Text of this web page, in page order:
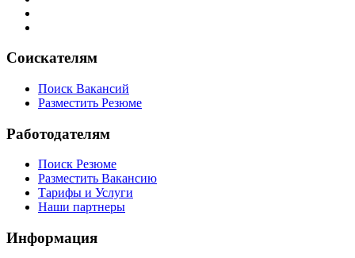
Соискателям
Поиск Вакансий
Разместить Резюме
Работодателям
Поиск Резюме
Разместить Вакансию
Тарифы и Услуги
Наши партнеры
Информация